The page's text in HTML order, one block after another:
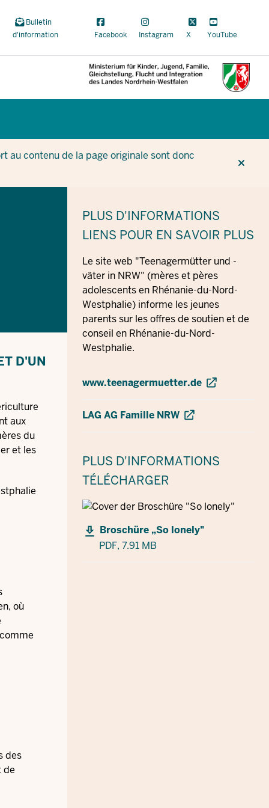
Bulletin
d'information
Facebook Instagram X YouTube
au contenu de la page originale sont donc
D'UN
aux
du
et les
où
des
de
PLUS D'INFORMATIONS
LIENS POUR EN SAVOIR PLUS
Le site web "Teenagermütter und -
väter in NRW" (mères et pères
adolescents en Rhénanie-du-Nord-
Westphalie) informe les jeunes
parents sur les offres de soutien et de
conseil en Rhénanie-du-Nord-
Westphalie.
www.teenagermuetter.de
LAG AG Famille NRW
PLUS D'INFORMATIONS
TÉLÉCHARGER
Broschüre „So lonely"
PDF, 7.91 MB